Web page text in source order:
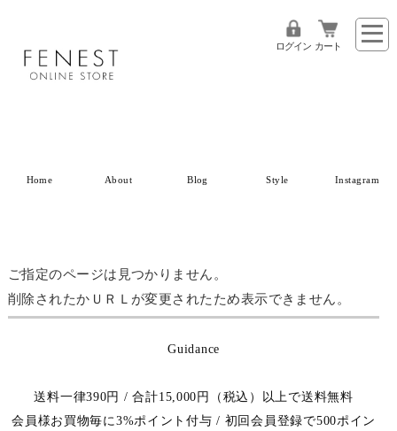
ログイン カート
Home About Blog Style Instagram
ご指定のページは見つかりません。
削除されたかＵＲＬが変更されたため表示できません。
Guidance
送料一律390円 / 合計15,000円（税込）以上で送料無料
会員様お買物毎に3%ポイント付与 / 初回会員登録で500ポイン